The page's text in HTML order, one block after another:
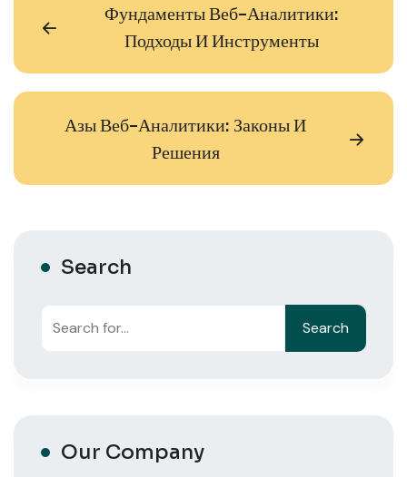
Фундаменты Веб-Аналитики:
Подходы И Инструменты
Азы Веб-Аналитики: Законы И
Решения
Search
Search
Our Company